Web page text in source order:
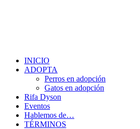
INICIO
ADOPTA
Perros en adopción
Gatos en adopción
Rifa Dyson
Eventos
Hablemos de…
TÉRMINOS